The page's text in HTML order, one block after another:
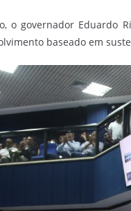
o governador Eduardo
baseado em